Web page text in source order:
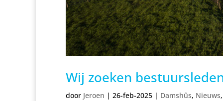
Wij zoeken
door Jeroen | 26-feb-2025 | Damshûs, Nieuws